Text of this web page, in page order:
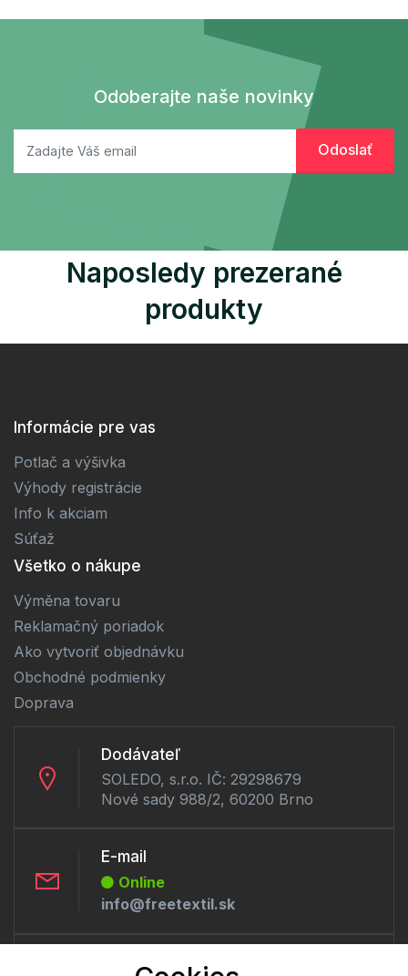
Odoberajte naše novinky
Naposledy prezerané
produkty
Informácie pre vas
Potlač a výšivka
Výhody registrácie
Info k akciam
Súťaž
Všetko o nákupe
Výměna tovaru
Reklamačný poriadok
Ako vytvoriť objednávku
Obchodné podmienky
Doprava
Dodávateľ
SOLEDO, s.r.o. IČ: 29298679
Nové sady 988/2, 60200 Brno
E-mail
Online
info@freetextil.sk